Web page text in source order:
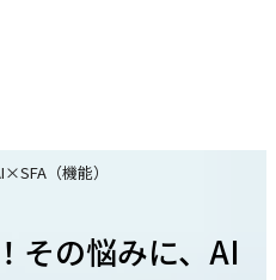
（機能）
その悩みに、AI